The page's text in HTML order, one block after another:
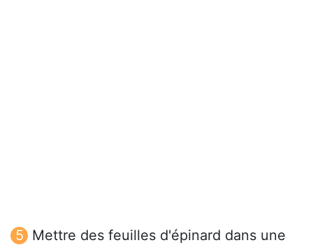
Mettre des feuilles d'épinard dans une